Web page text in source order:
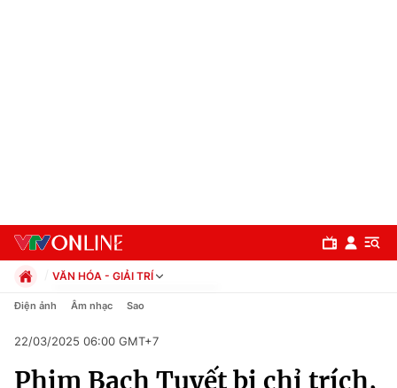
Chuyên mục
VĂN HÓA - GIẢI TRÍ
Chính trị
Pháp luật
Kinh tế
Điện ảnh Âm nhạc Sao
22/03/2025 06:00 GMT+7
Phim Bạch Tuyết bị chỉ trích,